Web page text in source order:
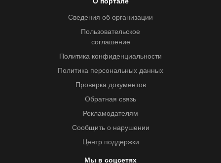
Сведения об организации
Пользовательское
соглашение
Политика конфиденциальности
Политика персональных данных
Проверка документов
Обратная связь
Рекламодателям
Сообщить о нарушении
Центр поддержки
Мы в соцсетях